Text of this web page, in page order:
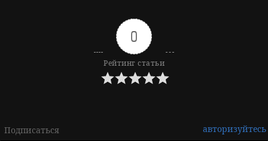
0
Рейтинг статьи
Подписаться авторизуйтесь